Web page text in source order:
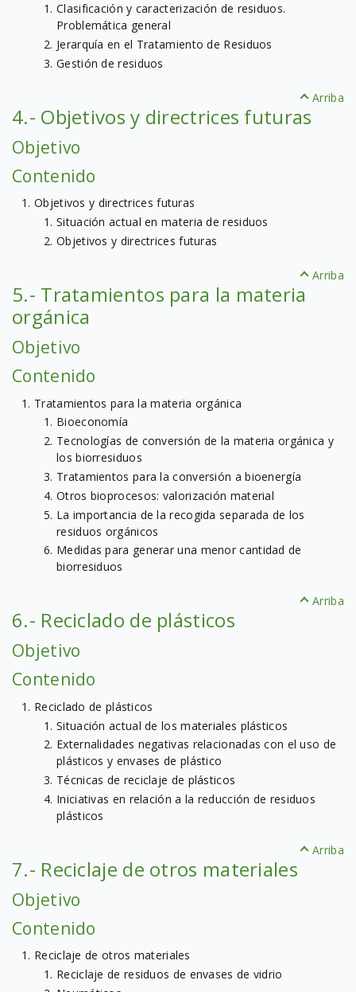
Clasificación y caracterización de residuos.
Problemática general
Jerarquía en el Tratamiento de Residuos
Gestión de residuos
Arriba
4.- Objetivos y directrices futuras
Objetivo
Contenido
Objetivos y directrices futuras
Situación actual en materia de residuos
Objetivos y directrices futuras
Arriba
5.- Tratamientos para la materia
orgánica
Objetivo
Contenido
Tratamientos para la materia orgánica
Bioeconomía
Tecnologías de conversión de la materia orgánica y
los biorresiduos
Tratamientos para la conversión a bioenergía
Otros bioprocesos: valorización material
La importancia de la recogida separada de los
residuos orgánicos
Medidas para generar una menor cantidad de
biorresiduos
Arriba
6.- Reciclado de plásticos
Objetivo
Contenido
Reciclado de plásticos
Situación actual de los materiales plásticos
Externalidades negativas relacionadas con el uso de
plásticos y envases de plástico
Técnicas de reciclaje de plásticos
Iniciativas en relación a la reducción de residuos
plásticos
Arriba
7.- Reciclaje de otros materiales
Objetivo
Contenido
Reciclaje de otros materiales
Reciclaje de residuos de envases de vidrio